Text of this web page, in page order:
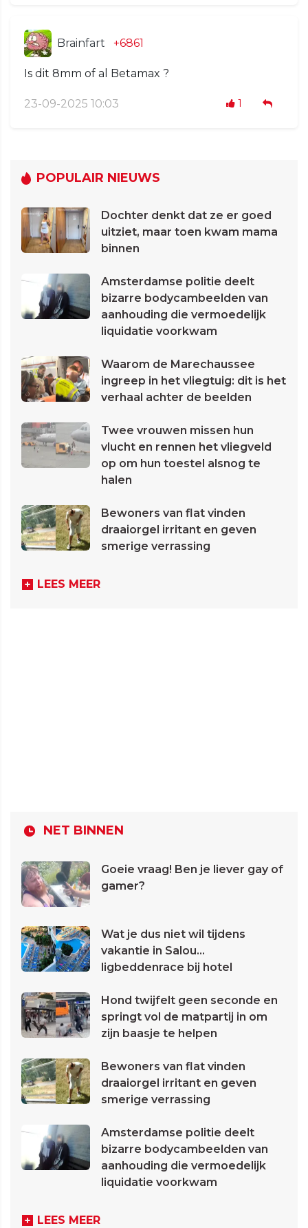
Brainfart +6861
Is dit 8mm of al Betamax ?
23-09-2025 10:03 1
POPULAIR NIEUWS
Dochter denkt dat ze er goed
uitziet, maar toen kwam mama
binnen
Amsterdamse politie deelt
bizarre bodycambeelden van
aanhouding die vermoedelijk
liquidatie voorkwam
Waarom de Marechaussee
ingreep in het vliegtuig: dit is het
verhaal achter de beelden
Twee vrouwen missen hun
vlucht en rennen het vliegveld
op om hun toestel alsnog te
halen
Bewoners van flat vinden
draaiorgel irritant en geven
smerige verrassing
LEES MEER
NET BINNEN
Goeie vraag! Ben je liever gay of
gamer?
Wat je dus niet wil tijdens
vakantie in Salou...
ligbeddenrace bij hotel
Hond twijfelt geen seconde en
springt vol de matpartij in om
zijn baasje te helpen
Bewoners van flat vinden
draaiorgel irritant en geven
smerige verrassing
Amsterdamse politie deelt
bizarre bodycambeelden van
aanhouding die vermoedelijk
liquidatie voorkwam
LEES MEER